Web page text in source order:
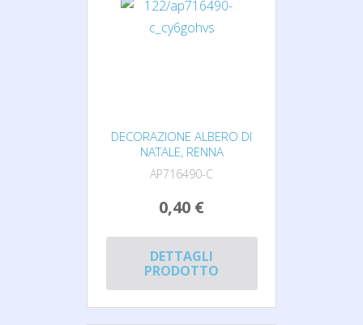
DECORAZIONE ALBERO DI
NATALE, RENNA
AP716490-C
0,40 €
DETTAGLI
PRODOTTO